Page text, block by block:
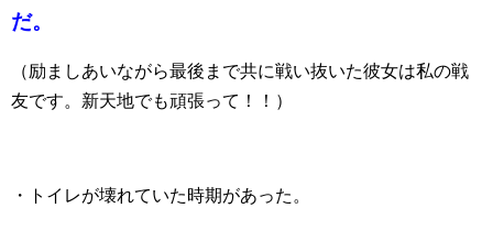
だ。
（励ましあいながら最後まで共に戦い抜いた彼女は私の戦
友です。新天地でも頑張って！！）
・トイレが壊れていた時期があった。